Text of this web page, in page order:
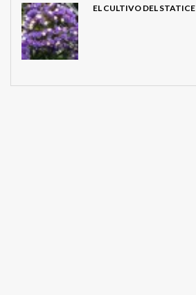
EL CULTIVO DEL STATICE